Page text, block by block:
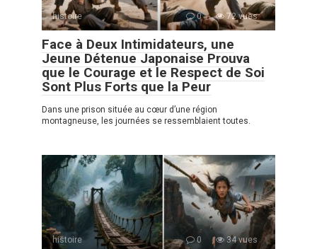
histoire 0 72 vues
Face à Deux Intimidateurs, une
Jeune Détenue Japonaise Prouva
que le Courage et le Respect de Soi
Sont Plus Forts que la Peur
Dans une prison située au cœur d’une région
montagneuse, les journées se ressemblaient toutes.
histoire 0 34 vues